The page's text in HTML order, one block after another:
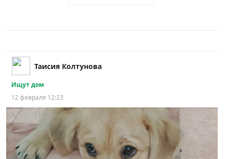
Таисия Колтунова
Ищут дом
12 февраля 12:23